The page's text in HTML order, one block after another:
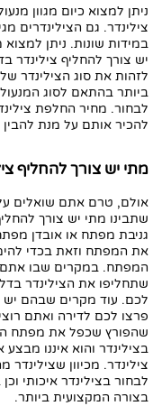
ניתן למצוא כיום מגוון
צילינדר. גם הצילינדרים
במידות שונות. ניתן למצוא
יש צורך להחליף
לזהות את סוג הצילינדר
ביותר בהתאם לסוג
לבחור. מחיר החלפת
להכיר אותם על מנת
מתי יש צורך להחליף
אולם, טרם אתם שואלים
שתבינו מתי יש צורך
גניבת מפתח או אובדן
את המפתח וזאת בכדי
המפתח. במקרים שבו אתם
שתחליפו את הצילינדר
לכם. עוד מקרים שבהם יש
פרצו לכם לדירה ואתם
שהפורץ שכפל את מפתח
בצילינדר והוא איננו
צילינדר. מכיוון
לבחור בצילינדר איכותי
בצורה המקצועית ביותר.